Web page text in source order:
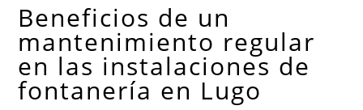
Beneficios de un
mantenimiento regular
en las instalaciones de
fontanería en Lugo